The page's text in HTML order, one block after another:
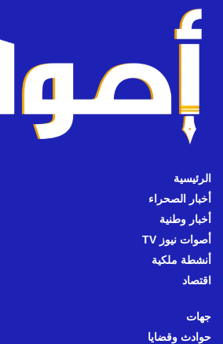
الرئيسية
أخبار الصحراء
أخبار وطنية
أصوات نيوز TV
أنشطة ملكية
اقتصاد
جهات
حوادث وقضايا